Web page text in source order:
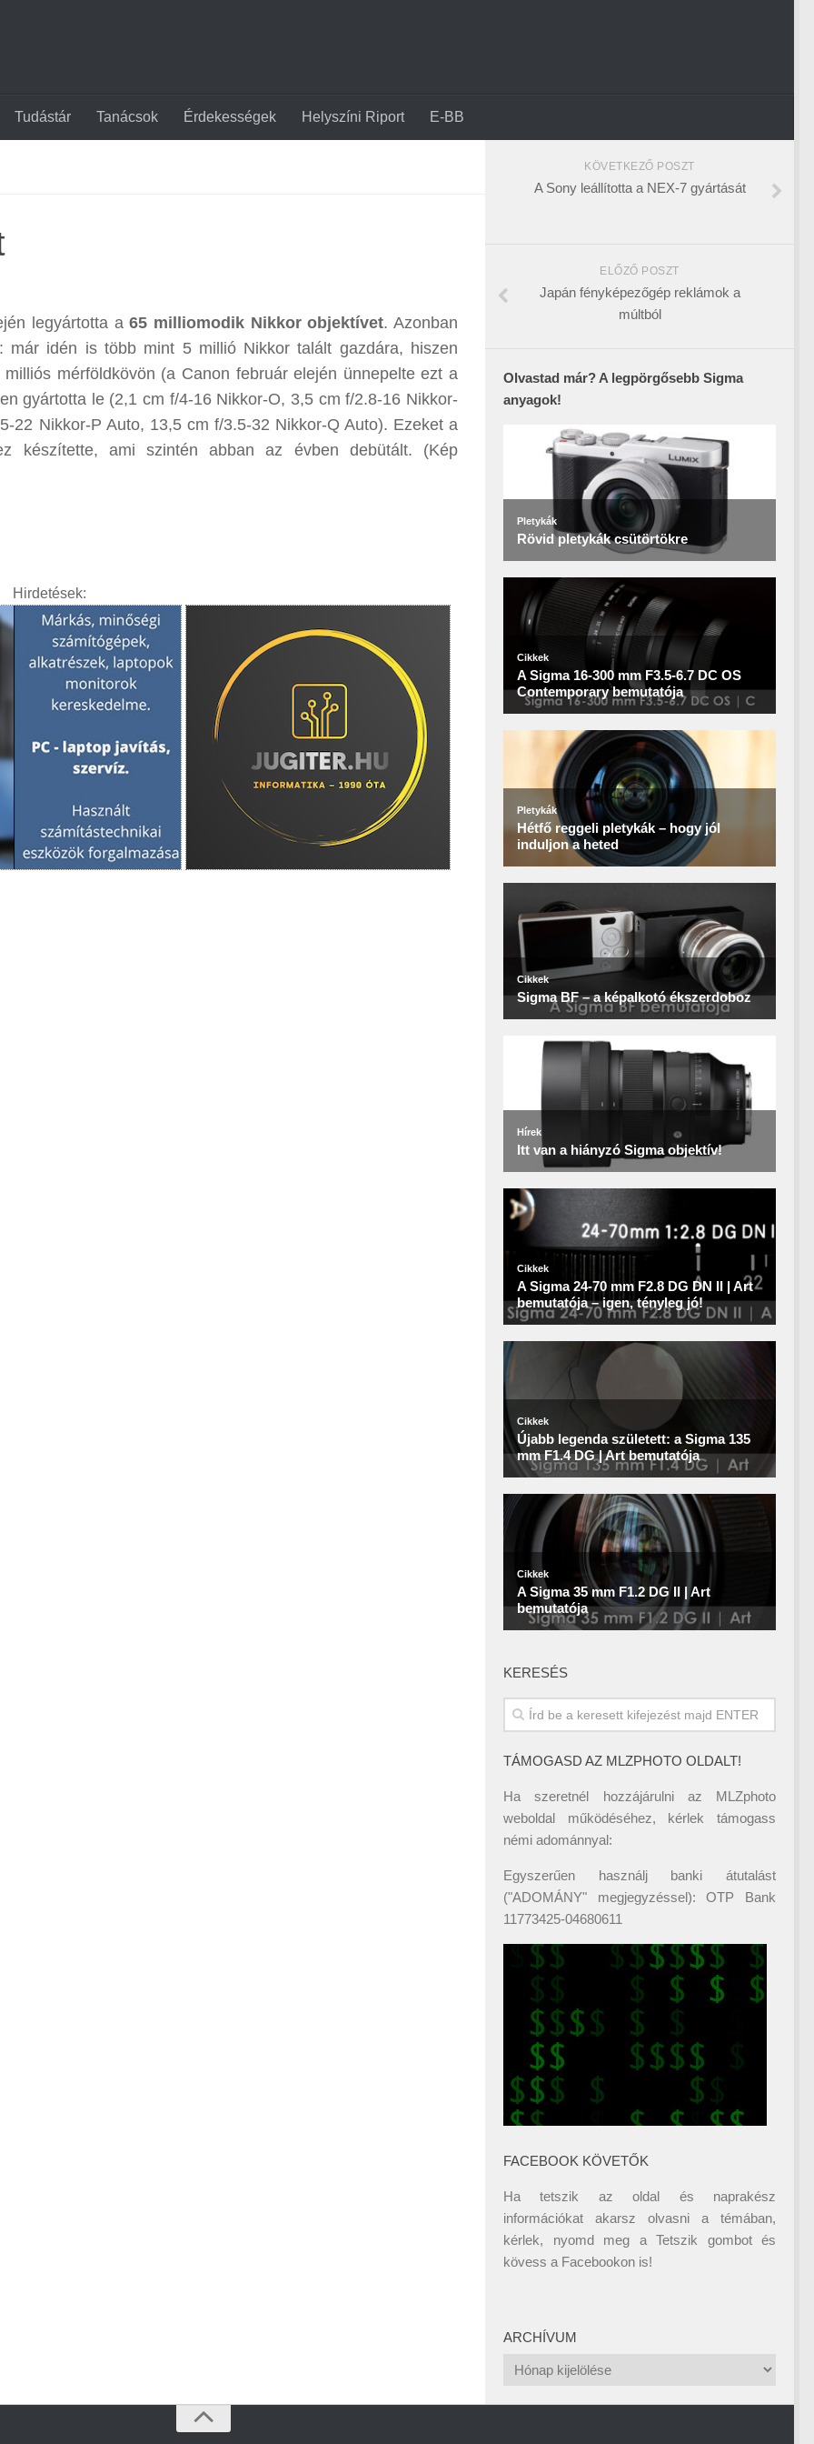
Tudástár Tanácsok Érdekességek Helyszíni Riport E-BB
legyártotta a65 milliomodik Nikkor objektívet. Azonban
idén is több mint 5 millió Nikkor talált gazdára, hiszen
mérföldkövön (a Canon február elején ünnepelte ezt a
gyártotta le (2,1 cm f/4-16 Nikkor-O, 3,5 cm f/2.8-16 Nikkor-
22 Nikkor-P Auto, 13,5 cm f/3.5-32 Nikkor-Q Auto). Ezeket a
készítette, ami szintén abban az évben debütált. (Kép
Hirdetések:
KÖVETKEZŐ POSZT
A Sony leállította a NEX-7 gyártását
ELŐZŐ POSZT
Japán fényképezőgép reklámok a
múltból
Olvastad már? A legpörgősebb Sigma
anyagok!
KERESÉS
TÁMOGASD AZ MLZPHOTO OLDALT!
Ha szeretnél hozzájárulni az MLZphoto
weboldal működéséhez, kérlek támogass
némi adománnyal:
Egyszerűen használj banki átutalást
("ADOMÁNY" megjegyzéssel): OTP Bank
11773425-04680611
FACEBOOK KÖVETŐK
Ha tetszik az oldal és naprakész
információkat akarsz olvasni a témában,
kérlek, nyomd meg a Tetszik gombot és
kövess a Facebookon is!
ARCHÍVUM
Archívum